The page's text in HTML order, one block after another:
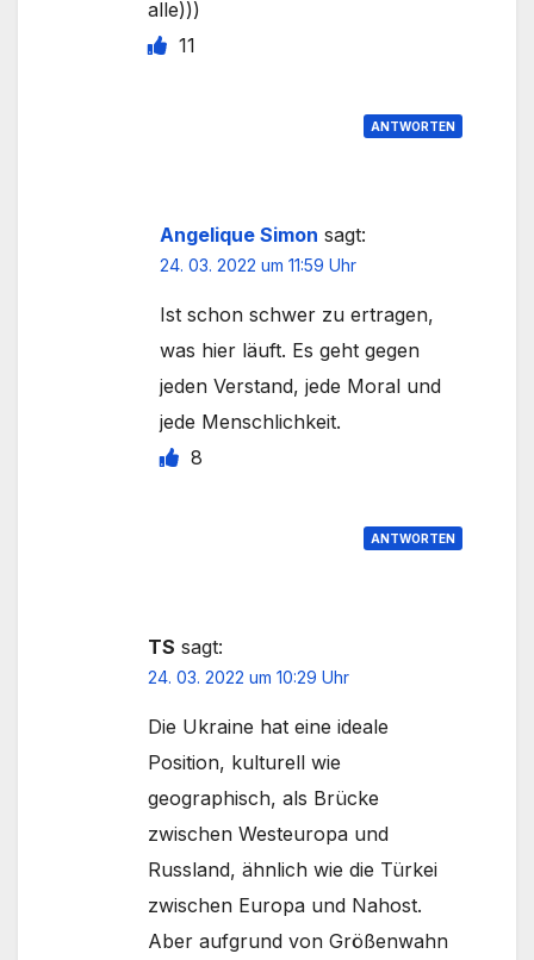
alle)))
11
ANTWORTEN
Angelique Simon sagt:
24. 03. 2022 um 11:59 Uhr
Ist schon schwer zu ertragen,
was hier läuft. Es geht gegen
jeden Verstand, jede Moral und
jede Menschlichkeit.
8
ANTWORTEN
TS sagt:
24. 03. 2022 um 10:29 Uhr
Die Ukraine hat eine ideale
Position, kulturell wie
geographisch, als Brücke
zwischen Westeuropa und
Russland, ähnlich wie die Türkei
zwischen Europa und Nahost.
Aber aufgrund von Größenwahn